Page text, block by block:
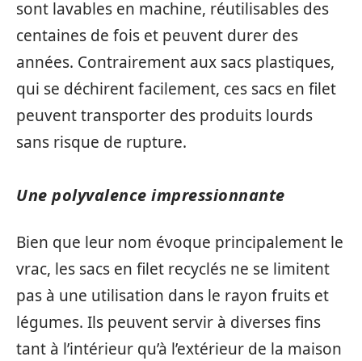
sont lavables en machine, réutilisables des
centaines de fois et peuvent durer des
années. Contrairement aux sacs plastiques,
qui se déchirent facilement, ces sacs en filet
peuvent transporter des produits lourds
sans risque de rupture.
Une polyvalence impressionnante
Bien que leur nom évoque principalement le
vrac, les sacs en filet recyclés ne se limitent
pas à une utilisation dans le rayon fruits et
légumes. Ils peuvent servir à diverses fins
tant à l’intérieur qu’à l’extérieur de la maison